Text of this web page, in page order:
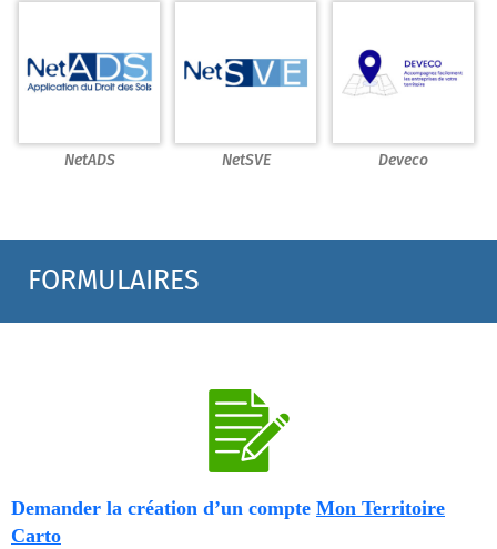
NetADS NetSVE Deveco
FORMULAIRES
Demander la création d’un compte Mon Territoire
Carto